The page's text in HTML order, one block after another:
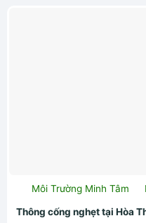
Môi Trường Minh Tâm
Thông cống nghẹt tại Hòa